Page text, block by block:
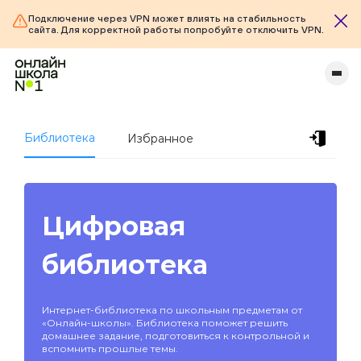
Подключение через VPN может влиять на стабильность
сайта. Для корректной работы попробуйте отключить VPN.
Библиотека Избранное
Цифровая
библиотека
Интернет-библиотека по школьным предметам от
«Онлайн-школы». Библиотека поможет решить
домашнее задание, подготовиться к контрольной и
вспомнить прошлые темы.